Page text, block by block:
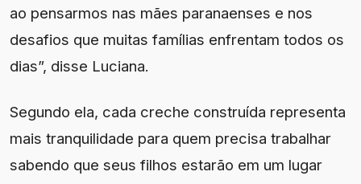
ao pensarmos nas mães paranaenses e nos
desafios que muitas famílias enfrentam todos os
dias”, disse Luciana.
Segundo ela, cada creche construída representa
mais tranquilidade para quem precisa trabalhar
sabendo que seus filhos estarão em um lugar